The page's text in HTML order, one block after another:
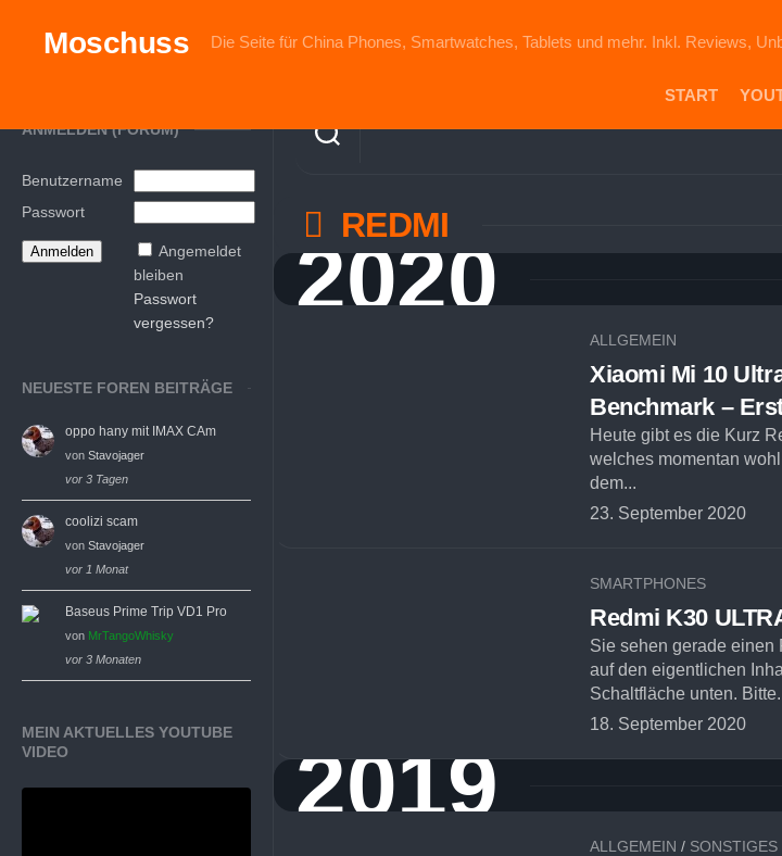
contentMoschuss Die Seite für China Phones, Smartwatches, Tablets und mehr. Inkl. Reviews,
START
ANMELDEN (FORUM)
Benutzername
Passwort
Angemeldet
bleiben
Passwort
vergessen?
NEUESTE FOREN BEITRÄGE
oppo hany mit IMAX CAm
von Stavojager
vor 3 Tagen
coolizi scam
von Stavojager
vor 1 Monat
Baseus Prime Trip VD1 Pro
von MrTangoWhisky
vor 3 Monaten
MEIN AKTUELLES YOUTUBE
VIDEO
REDMI
2020
ALLGEMEIN
Xiaomi Mi 10
Benchmark –
Heute gibt es die Kurz
welches momentan
dem...
23. September 2020
SMARTPHONES
Redmi K30
Sie sehen gerade einen
auf den eigentlichen
Schaltfläche unten.
18. September 2020
2019
ALLGEMEIN / SONSTIGES